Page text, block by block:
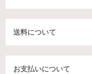
送料について
お支払いについて